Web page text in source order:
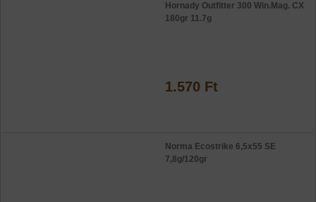
Hornady Outfitter 300 Win.Mag. CX
180gr 11.7g
1.570 Ft
Norma Ecostrike 6,5x55 SE
7,8g/120gr